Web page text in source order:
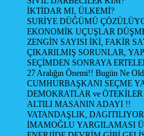
İKTİDAR MI, ÜLKEMİ?
SURİYE DÜĞÜMÜ
EKONOMİK UÇUŞLAR
ZENGİN SAYISI İKİ, FAKİR
ÇIKARILMIŞ SORUNLAR,
SEÇİMDEN SONRAYA
27 Aralığın Önemi!! Bugün Ne
CUMHURBAŞKANI SEÇME
DEMOKRATLAR ve ÖTEKİLER
ALTILI MASANIN ADAYI !!
VATANDAŞLIK,
İMAMOĞLU YARGILAMASI